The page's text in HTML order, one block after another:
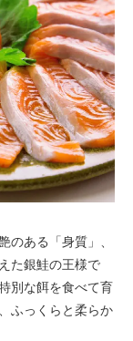
のある「身質」、
た銀鮭の王様で
別な餌を食べて育
ふっくらと柔らか